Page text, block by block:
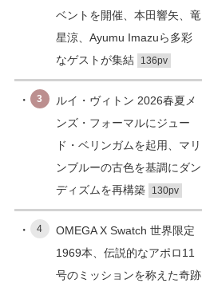
ベントを開催、本田響矢、竜
星涼、Ayumu Imazuら多彩
なゲストが集結
136pv
3
ルイ・ヴィトン 2026春夏メ
ンズ・フォーマルにジュー
ド・ベリンガムを起用、マリ
ンブルーの古色を基調にダン
ディズムを再構築
130pv
4
OMEGA X Swatch 世界限定
1969本、伝説的なアポロ11
号のミッションを称えた奇跡